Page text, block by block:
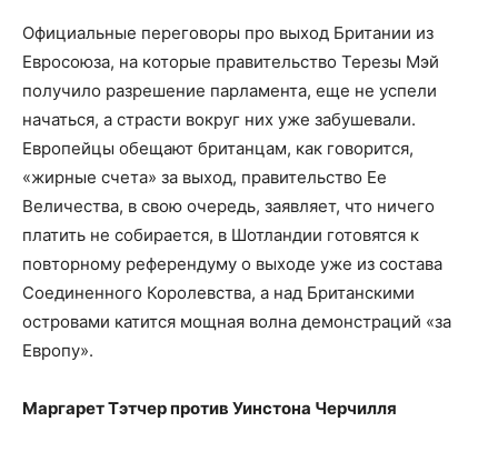
Официальные переговоры про выход Британии из
Евросоюза, на которые правительство Терезы Мэй
получило разрешение парламента, еще не успели
начаться, а страсти вокруг них уже забушевали.
Европейцы обещают британцам, как говорится,
«жирные счета» за выход, правительство Ее
Величества, в свою очередь, заявляет, что ничего
платить не собирается, в Шотландии готовятся к
повторному референдуму о выходе уже из состава
Соединенного Королевства, а над Британскими
островами катится мощная волна демонстраций «за
Европу».
Маргарет Тэтчер против Уинстона Черчилля